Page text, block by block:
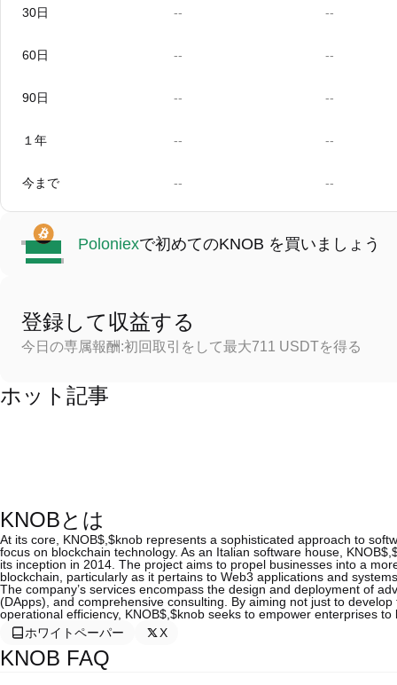
30日 -- --
60日 -- --
90日 -- --
１年 -- --
今まで -- --
Poloniexで初めてのKNOB を買いましょう
登録して収益する
今日の専属報酬:初回取引をして最大711 USDTを得る
ホット記事
KNOBとは
At its core, KNOB$,$knob represents a sophisticated approach to
focus on blockchain technology. As an Italian software house,
its inception in 2014. The project aims to propel businesses into a
blockchain, particularly as it pertains to Web3 applications and
The company’s services encompass the design and deployment of
(DApps), and comprehensive consulting. By aiming not just to
operational efficiency, KNOB$,$knob seeks to empower enterprises
ホワイトペーパー
X
KNOB FAQ